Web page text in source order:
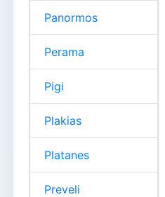
Panormos
Perama
Pigi
Plakias
Platanes
Preveli